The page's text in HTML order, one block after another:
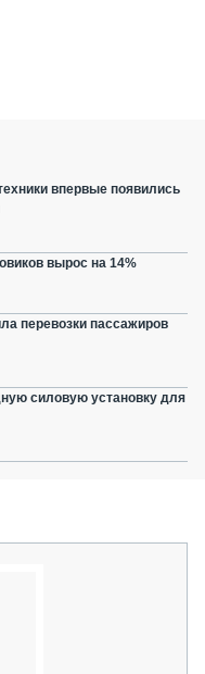
впервые появились
вырос на 14%
перевозки пассажиров
силовую установку для